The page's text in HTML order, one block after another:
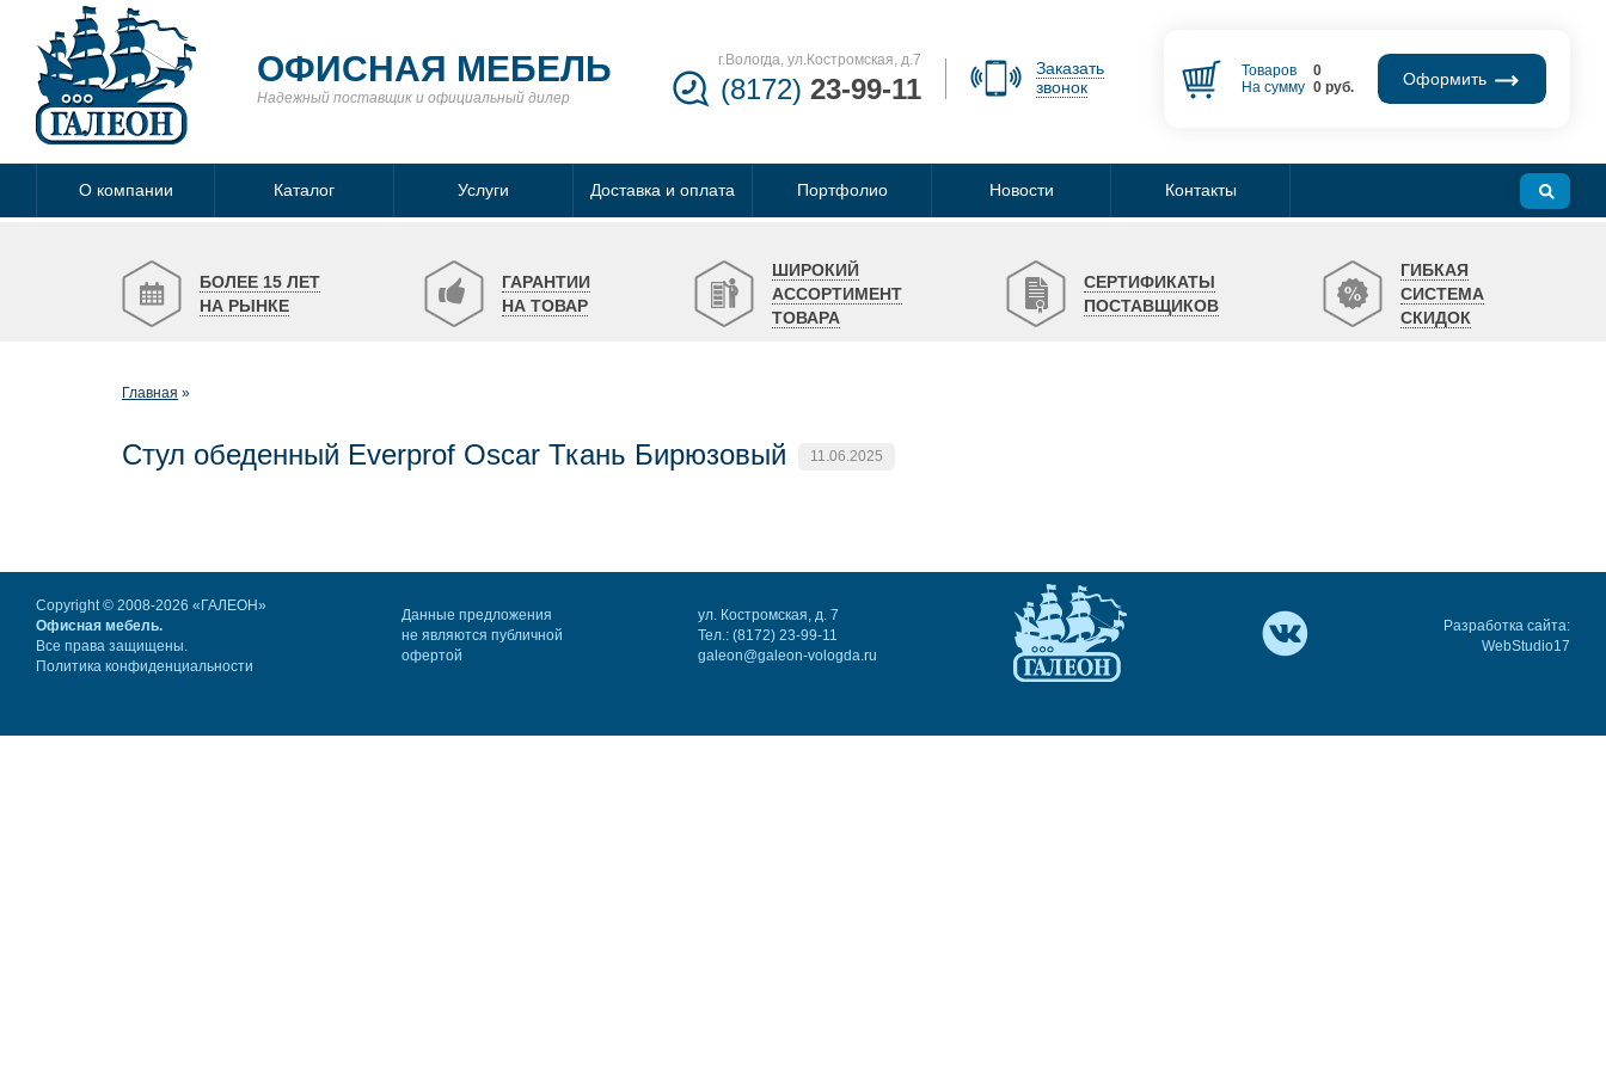
ОФИСНАЯ МЕБЕЛЬ
Надежный поставщик и официальный дилер
г.Вологда, ул.Костромская, д.7
(8172) 23-99-11
Заказать
звонок
Товаров
0
На сумму 0руб. Оформить
О компании Каталог Услуги Доставка и оплата Портфолио Новости Контакты
БОЛЕЕ 15 ЛЕТ
НА РЫНКЕ
ГАРАНТИИ
НА ТОВАР
ШИРОКИЙ
АССОРТИМЕНТ
ТОВАРА
СЕРТИФИКАТЫ
ПОСТАВЩИКОВ
ГИБКАЯ
СИСТЕМА
СКИДОК
Главная
Стул обеденный Everprof Oscar Ткань Бирюзовый 11.06.2025
Copyright © 2008-2026 «ГАЛЕОН»
Офисная мебель.
Все права защищены.
Политика конфиденциальности
Данные предложения
не являются публичной
офертой
ул. Костромская, д. 7
Тел.: (8172) 23-99-11
galeon@galeon-vologda.ru
Разработка сайта:
WebStudio17